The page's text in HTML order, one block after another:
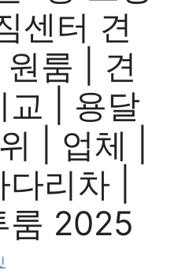
센터 견
룸 | 견
교 | 용달
| 업체 |
리차 |
룸 2025